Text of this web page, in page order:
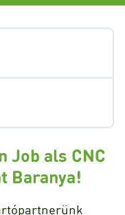
Job als CNC
Baranya!